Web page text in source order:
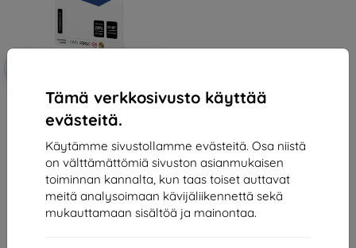
Tämä verkkosivusto käyttää
evästeitä.
Käytämme sivustollamme evästeitä. Osa niistä
on välttämättömiä sivuston asianmukaisen
toiminnan kannalta, kun taas toiset auttavat
meitä analysoimaan kävijäliikennettä sekä
mukauttamaan sisältöä ja mainontaa.
3MK FlexibleGlass Lite ZTE Blade
A32 Hybrid Glass Lite
10,90 €
7,11 €
Viimeinen kappale varastossa